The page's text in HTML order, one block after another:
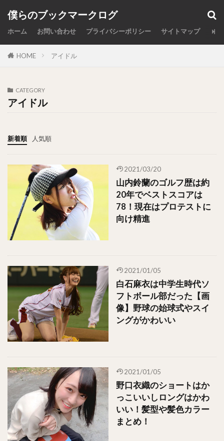
僕らのブックマークログ
ホーム お問い合わせ プライバシーポリシー サイトマップ
HOME アイドル
CATEGORY
アイドル
新着順 人気順
2021/03/20
山内鈴蘭のゴルフ歴は約
20年でベストスコアは
78！現在はプロテストに
向け精進
2021/01/05
白石麻衣は中学生時代ソ
フトボール部だった【画
像】野球の始球式やスイ
ングがかわいい
2021/01/05
野口衣織のショートはか
っこいいしロングはかわ
いい！髪型や髪色カラー
まとめ！
カテゴリー